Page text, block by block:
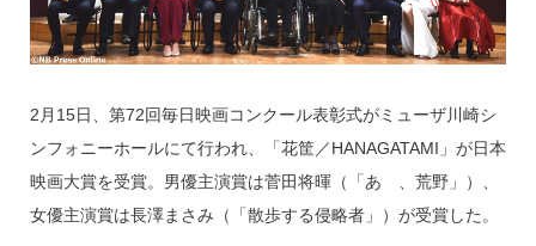
2月15日、第72回毎日映画コンクール表彰式がミューザ川崎シ
ンフォニーホールにて行われ、「花筐／HANAGATAMI」が日本
映画大賞を受賞。男優主演賞は菅田将暉（「あゝ、荒野」）、
女優主演賞は長澤まさみ（「散歩する侵略者」）が受賞した。